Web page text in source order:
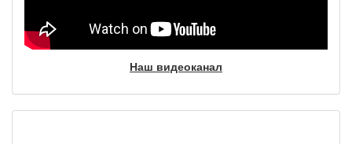
Наш видеоканал